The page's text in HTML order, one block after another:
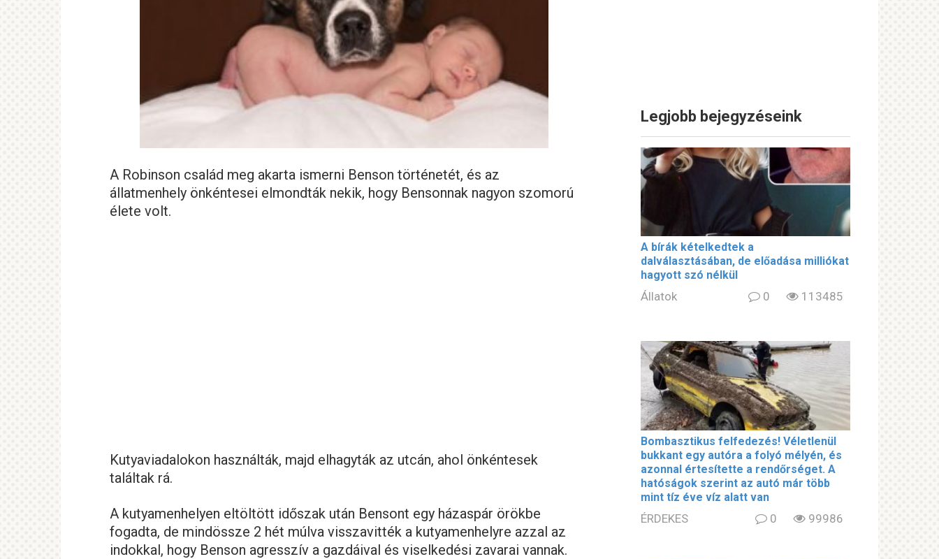
A Robinson család meg akarta ismerni Benson történetét, és az
állatmenhely önkéntesei elmondták nekik, hogy Bensonnak nagyon szomorú
élete volt.
Kutyaviadalokon használták, majd elhagyták az utcán, ahol önkéntesek
találtak rá.
A kutyamenhelyen eltöltött időszak után Bensont egy házaspár örökbe
fogadta, de mindössze 2 hét múlva visszavitték a kutyamenhelyre azzal az
indokkal, hogy Benson agresszív a gazdáival és viselkedési zavarai vannak.
Legjobb bejegyzéseink
A bírák kételkedtek a
dalválasztásában, de előadása milliókat
hagyott szó nélkül
Állatok 0 113485
Bombasztikus felfedezés! Véletlenül
bukkant egy autóra a folyó mélyén, és
azonnal értesítette a rendőrséget. A
hatóságok szerint az autó már több
mint tíz éve víz alatt van
ÉRDEKES 0 99986